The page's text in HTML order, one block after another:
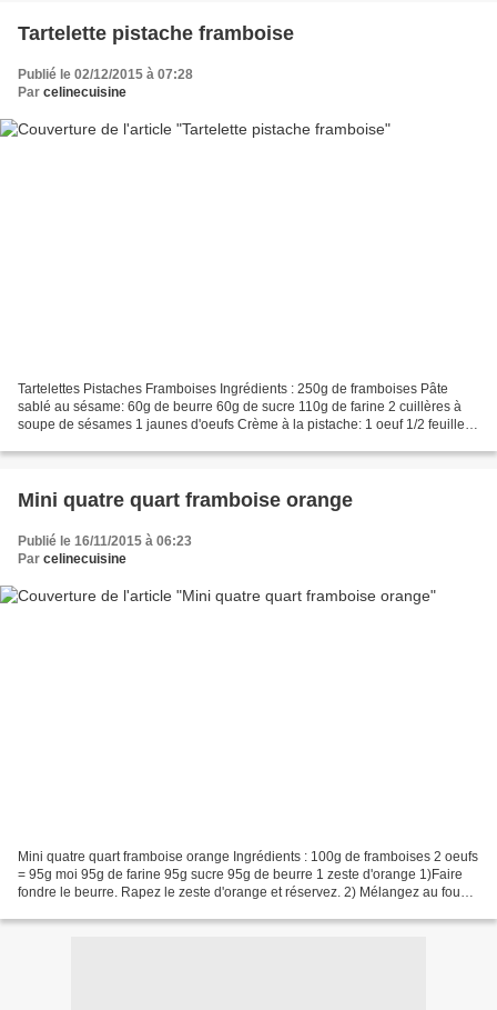
Tartelette pistache framboise
Publié le 02/12/2015 à 07:28
Par celinecuisine
Tartelettes Pistaches Framboises Ingrédients : 250g de framboises Pâte
sablé au sésame: 60g de beurre 60g de sucre 110g de farine 2 cuillères à
soupe de sésames 1 jaunes d'oeufs Crème à la pistache: 1 oeuf 1/2 feuille
Mini quatre quart framboise orange
Publié le 16/11/2015 à 06:23
Par celinecuisine
Mini quatre quart framboise orange Ingrédients : 100g de framboises 2 oeufs
= 95g moi 95g de farine 95g sucre 95g de beurre 1 zeste d'orange 1)Faire
fondre le beurre. Rapez le zeste d'orange et réservez. 2) Mélangez au fouet